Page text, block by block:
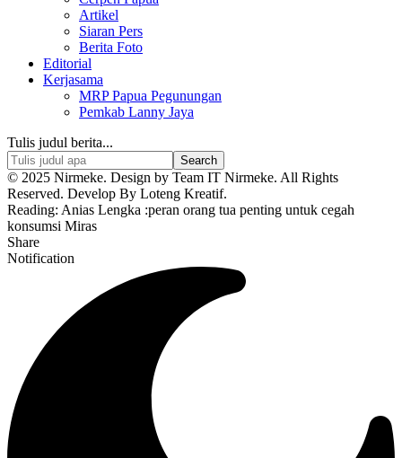
Artikel
Siaran Pers
Berita Foto
Editorial
Kerjasama
MRP Papua Pegunungan
Pemkab Lanny Jaya
Tulis judul berita...
© 2025 Nirmeke. Design by Team IT Nirmeke. All Rights
Reserved. Develop By Loteng Kreatif.
Reading: Anias Lengka :peran orang tua penting untuk cegah
konsumsi Miras
Share
Notification